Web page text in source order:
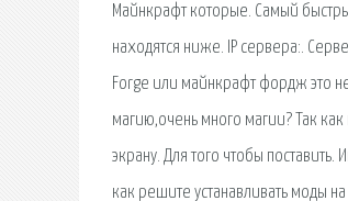
Майнкрафт которые. Самый
находятся ниже. IP сервера:.
Forge или майнкрафт фордж это
магию,очень много магии? Так
экрану. Для того чтобы
как решите устанавливать моды